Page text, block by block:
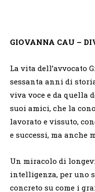
GIOVANNA CAU –
La vita dell’avvocato
sessanta anni di
viva voce e da quella
suoi amici, che la
lavorato e vissuto,
e successi, ma anche
Un miracolo di
intelligenza, per uno
concreto su come i